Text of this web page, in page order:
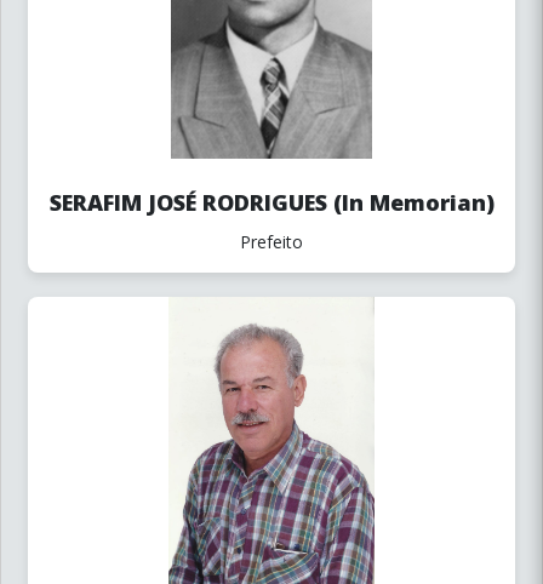
SERAFIM JOSÉ RODRIGUES (In Memorian)
Prefeito